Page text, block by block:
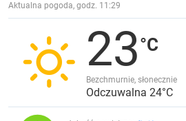
JAKOŚĆ POWIETRZA
Aktualna pogoda, godz. 11:29
23
Bezchmurnie, słonecznie
Odczuwalna 24°C